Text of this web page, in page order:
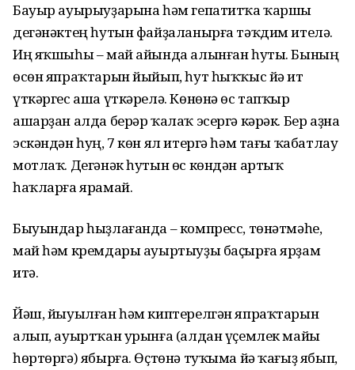
Бауыр ауырыуҙарына һәм гепатитҡа ҡаршы
дегәнәктең һутын файҙаланырға тәҡдим ителә.
Иң яҡшыһы – май айында алынған һуты. Бының
өсөн япраҡтарын йыйып, һут һыҡҡыс йә ит
үткәргес аша үткәрелә. Көнөнә өс тапҡыр
ашарҙан алда берәр ҡалаҡ эсергә кәрәк. Бер аҙна
эскәндән һуң, 7 көн ял итергә һәм тағы ҡабатлау
мотлаҡ. Дегәнәк һутын өс көндән артыҡ
һаҡларға ярамай.
Быуындар һыҙлағанда – компресс, төнәтмәһе,
май һәм кремдары ауыртыуҙы баҫырға ярҙам
итә.
Йәш, йыуылған һәм киптерелгән япраҡтарын
алып, ауыртҡан урынға (алдан үҫемлек майы
һөртөргә) ябырға. Өҫтөнә туҡыма йә ҡағыҙ ябып,